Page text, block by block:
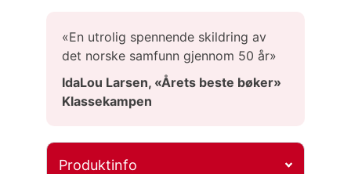
«En utrolig spennende skildring av
det norske samfunn gjennom 50 år»
IdaLou Larsen, «Årets beste bøker»
Klassekampen
Produktinfo